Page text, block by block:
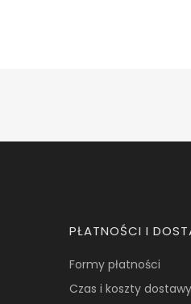
PŁATNOŚCI I
Formy płatności
Czas i koszty dostawy